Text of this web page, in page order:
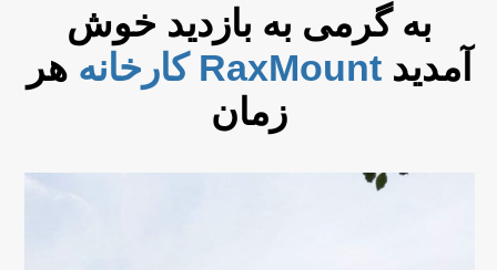
به گرمی به بازدید خوش
آمدیدRaxMount کارخانه هر
زمان